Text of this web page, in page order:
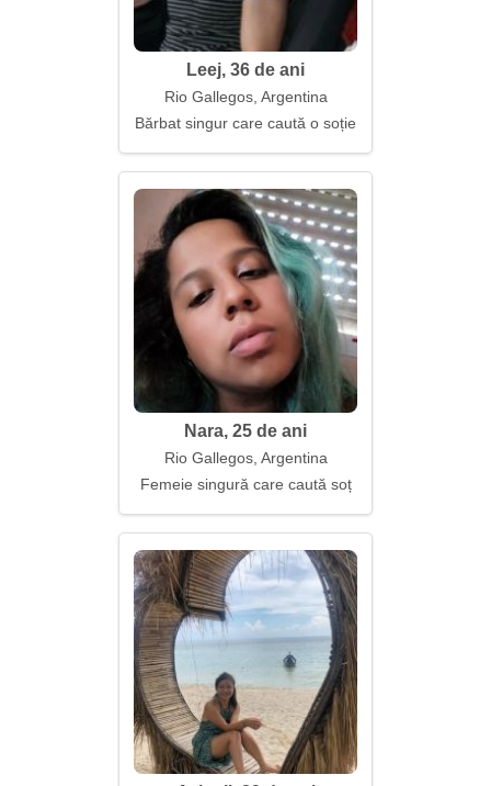
Leej, 36 de ani
Rio Gallegos, Argentina
Bărbat singur care caută o soție
Nara, 25 de ani
Rio Gallegos, Argentina
Femeie singură care caută soț